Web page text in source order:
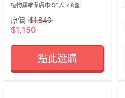
植物纖維潔膚巾 50入 x 8盒
原價 $1,840
$1,150
點此選購